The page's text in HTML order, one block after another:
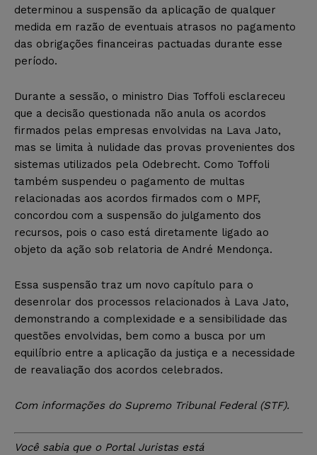
determinou a suspensão da aplicação de qualquer
medida em razão de eventuais atrasos no pagamento
das obrigações financeiras pactuadas durante esse
período.
Durante a sessão, o ministro Dias Toffoli esclareceu
que a decisão questionada não anula os acordos
firmados pelas empresas envolvidas na Lava Jato,
mas se limita à nulidade das provas provenientes dos
sistemas utilizados pela Odebrecht. Como Toffoli
também suspendeu o pagamento de multas
relacionadas aos acordos firmados com o MPF,
concordou com a suspensão do julgamento dos
recursos, pois o caso está diretamente ligado ao
objeto da ação sob relatoria de André Mendonça.
Essa suspensão traz um novo capítulo para o
desenrolar dos processos relacionados à Lava Jato,
demonstrando a complexidade e a sensibilidade das
questões envolvidas, bem como a busca por um
equilíbrio entre a aplicação da justiça e a necessidade
de reavaliação dos acordos celebrados.
Com informações do Supremo Tribunal Federal (STF).
Você sabia que o Portal Juristas está